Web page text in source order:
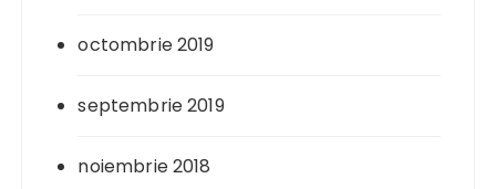
octombrie 2019
septembrie 2019
noiembrie 2018